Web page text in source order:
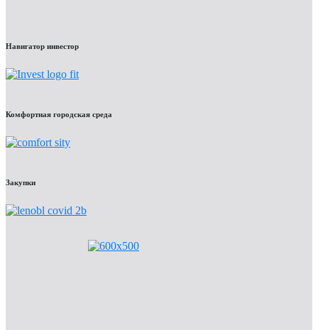
Навигатор инвестор
Комфортная городская среда
Закупки